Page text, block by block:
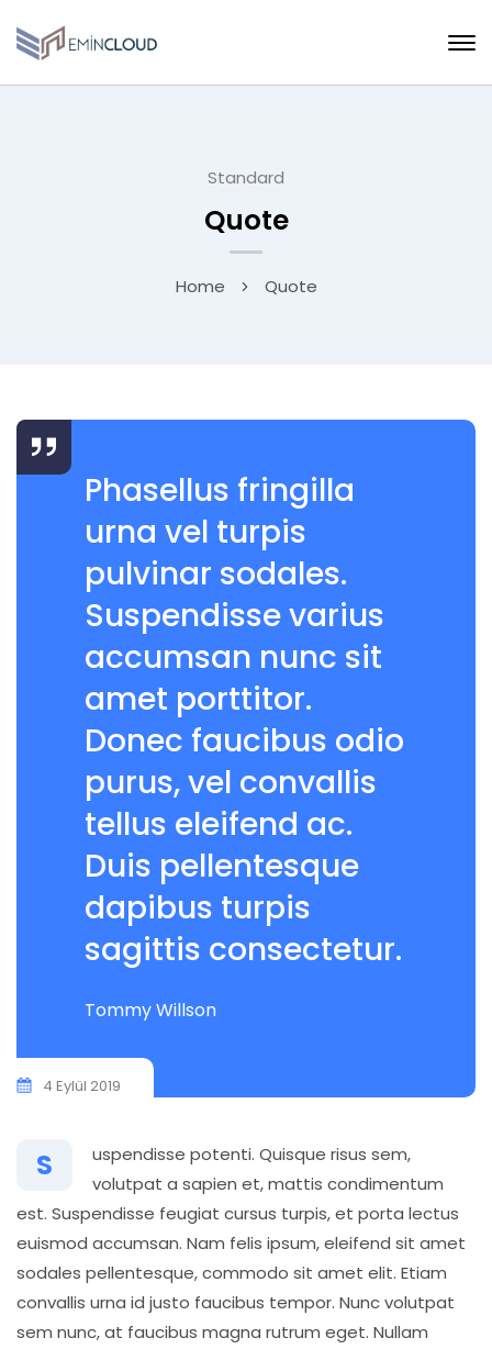
Standard
Quote
Home Quote
Phasellus fringilla
urna vel turpis
pulvinar sodales.
Suspendisse varius
accumsan nunc sit
amet porttitor.
Donec faucibus odio
purus, vel convallis
tellus eleifend ac.
Duis pellentesque
dapibus turpis
sagittis consectetur.
Tommy Willson
4 Eylül 2019
S
uspendisse potenti. Quisque risus sem,
volutpat a sapien et, mattis condimentum
est. Suspendisse feugiat cursus turpis, et porta lectus
euismod accumsan. Nam felis ipsum, eleifend sit amet
sodales pellentesque, commodo sit amet elit. Etiam
convallis urna id justo faucibus tempor. Nunc volutpat
sem nunc, at faucibus magna rutrum eget. Nullam